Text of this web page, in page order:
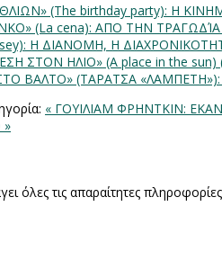
(The birthday party): H
(La cena): ΑΠΟ ΤΗΝ
Η ΔΙΑΝΟΜΗ, Η
ΣΤΟΝ ΗΛΙΟ» (Α place in the
ΒΑΛΤΟ» (ΤΑΡΑΤΣΑ
« ΓΟΥΙΛΙΑΜ ΦΡΗΝΤΚΙΝ:
»
όλες τις απαραίτητες